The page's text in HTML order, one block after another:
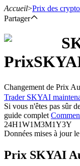
Contrats à terme
Futures USDT
Accueil>Prix des
Partager
Prix
Changement de Prix
Trader SKYAI
Si vous n'êtes pas sûr
guide complet
24H1W1M3M1Y3Y
Données mises à jour
Prix SKYAI